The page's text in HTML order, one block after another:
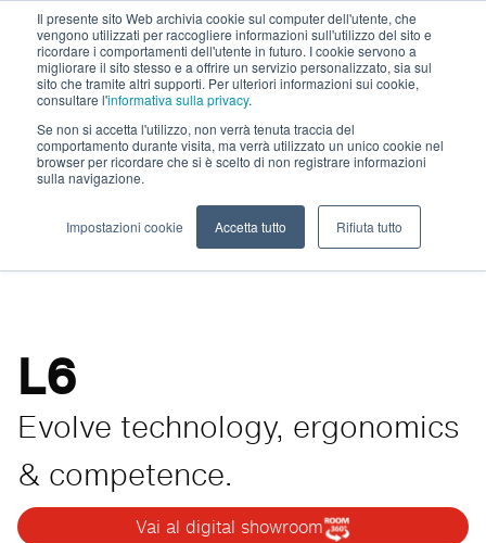
Il presente sito Web archivia cookie sul computer dell'utente, che
vengono utilizzati per raccogliere informazioni sull'utilizzo del sito e
ricordare i comportamenti dell'utente in futuro. I cookie servono a
migliorare il sito stesso e a offrire un servizio personalizzato, sia sul
sito che tramite altri supporti. Per ulteriori informazioni sui cookie,
consultare l'informativa sulla privacy.
Se non si accetta l'utilizzo, non verrà tenuta traccia del
comportamento durante visita, ma verrà utilizzato un unico cookie nel
browser per ricordare che si è scelto di non registrare informazioni
sulla navigazione.
Impostazioni cookie Accetta tutto Rifiuta tutto
Riuniti odontoiatrici
Tutti riuniti
Accessori per Riuniti
L6
Evolve technology, ergonomics
& competence.
Vai al digital showroom